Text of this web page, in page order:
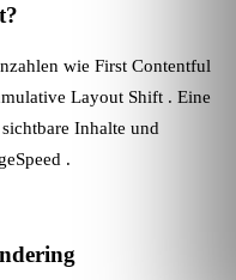
wie First Contentful
Layout Shift . Eine
Inhalte und
.